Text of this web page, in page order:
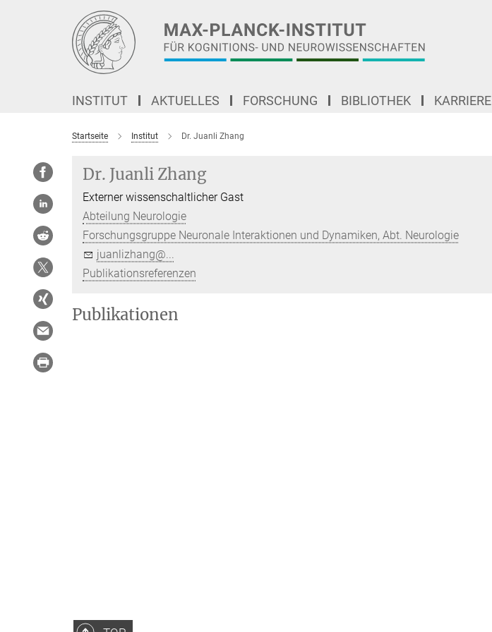
INSTITUT AKTUELLES FORSCHUNG BIBLIOTHEK KARRIERE
Startseite Institut Dr. Juanli Zhang
Dr. Juanli Zhang
Externer wissenschaltlicher Gast
Abteilung Neurologie
Forschungsgruppe Neuronale Interaktionen und Dynamiken, Abt. Neurologie
juanlizhang@...
Publikationsreferenzen
Publikationen